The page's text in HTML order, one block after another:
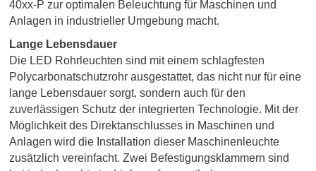
40xx-P zur optimalen Beleuchtung für Maschinen und
Anlagen in industrieller Umgebung macht.
Lange Lebensdauer
Die LED Rohrleuchten sind mit einem schlagfesten
Polycarbonatschutzrohr ausgestattet, das nicht nur für eine
lange Lebensdauer sorgt, sondern auch für den
zuverlässigen Schutz der integrierten Technologie. Mit der
Möglichkeit des Direktanschlusses in Maschinen und
Anlagen wird die Installation dieser Maschinenleuchte
zusätzlich vereinfacht. Zwei Befestigungsklammern sind